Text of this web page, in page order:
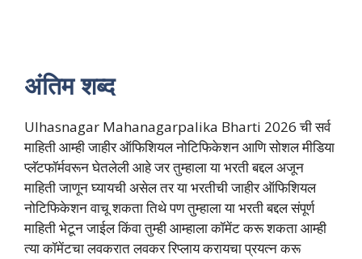
अंतिम शब्द
Ulhasnagar Mahanagarpalika Bharti 2026 ची सर्व
माहिती आम्ही जाहीर ऑफिशियल नोटिफिकेशन आणि सोशल मीडिया
प्लॅटफॉर्मवरून घेतलेली आहे जर तुम्हाला या भरती बद्दल अजून
माहिती जाणून घ्यायची असेल तर या भरतीची जाहीर ऑफिशियल
नोटिफिकेशन वाचू शकता तिथे पण तुम्हाला या भरती बद्दल संपूर्ण
माहिती भेटून जाईल किंवा तुम्ही आम्हाला कॉमेंट करू शकता आम्ही
त्या कॉमेंटचा लवकरात लवकर रिप्लाय करायचा प्रयत्न करू